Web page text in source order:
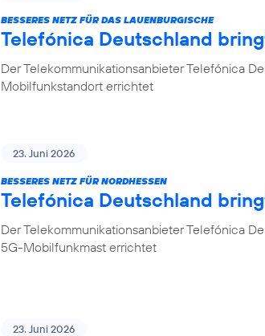
BESSERES NETZ FÜR DAS LAUENBURGISCHE
Telefónica Deutschland
Der Telekommunikationsanbieter Telefónica
Mobilfunkstandort errichtet
23. Juni 2026
BESSERES NETZ FÜR NORDHESSEN
Telefónica Deutschland
Der Telekommunikationsanbieter Telefónica
5G-Mobilfunkmast errichtet
23. Juni 2026